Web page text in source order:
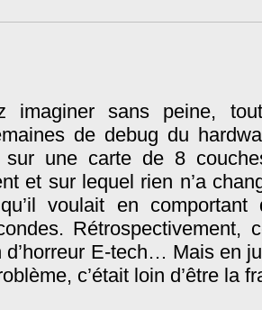
imaginer sans peine,
de debug du
sur une carte de 8
et sur lequel rien n’a
voulait en comportant
d’horreur E-tech… Mais en
c’était loin d’être la